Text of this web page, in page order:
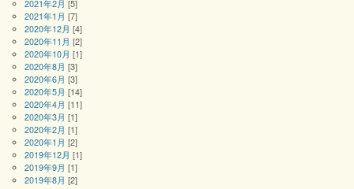
2021年2月 [5]
2021年1月 [7]
2020年12月 [4]
2020年11月 [2]
2020年10月 [1]
2020年8月 [3]
2020年6月 [3]
2020年5月 [14]
2020年4月 [11]
2020年3月 [1]
2020年2月 [1]
2020年1月 [2]
2019年12月 [1]
2019年9月 [1]
2019年8月 [2]